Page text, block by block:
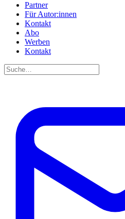
Partner
Für Autor:innen
Kontakt
Abo
Werben
Kontakt